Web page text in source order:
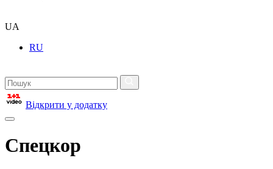
UA
RU
Відкрити у додатку
Спецкор